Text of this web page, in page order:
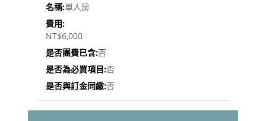
單人房
NT$6,000
否
否
否